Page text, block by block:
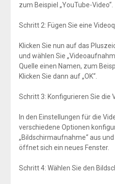
zum Beispiel „YouTube-Video“.
Schritt 2: Fügen Sie eine
Klicken Sie nun auf das
und wählen Sie
Quelle einen Namen, zum
Klicken Sie dann auf „OK“.
Schritt 3: Konfigurieren Sie die
In den Einstellungen für die
verschiedene Optionen
„Bildschirmaufnahme“ aus und
öffnet sich ein neues Fenster.
Schritt 4: Wählen Sie den